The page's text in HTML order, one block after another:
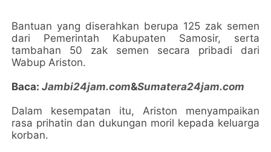
Bantuan yang diserahkan berupa 125 zak semen
dari Pemerintah Kabupaten Samosir, serta
tambahan 50 zak semen secara pribadi dari
Wabup Ariston.
Baca:Jambi24jam.com&Sumatera24jam.com
Dalam kesempatan itu, Ariston menyampaikan
rasa prihatin dan dukungan moril kepada keluarga
korban.